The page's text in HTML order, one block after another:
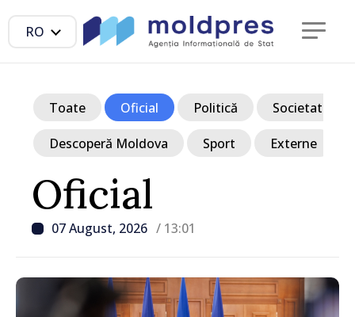
RO
Oficial
07 August, 2026 / 13:01
Toate Oficial Politică Societate
Descoperă Moldova Sport Externe